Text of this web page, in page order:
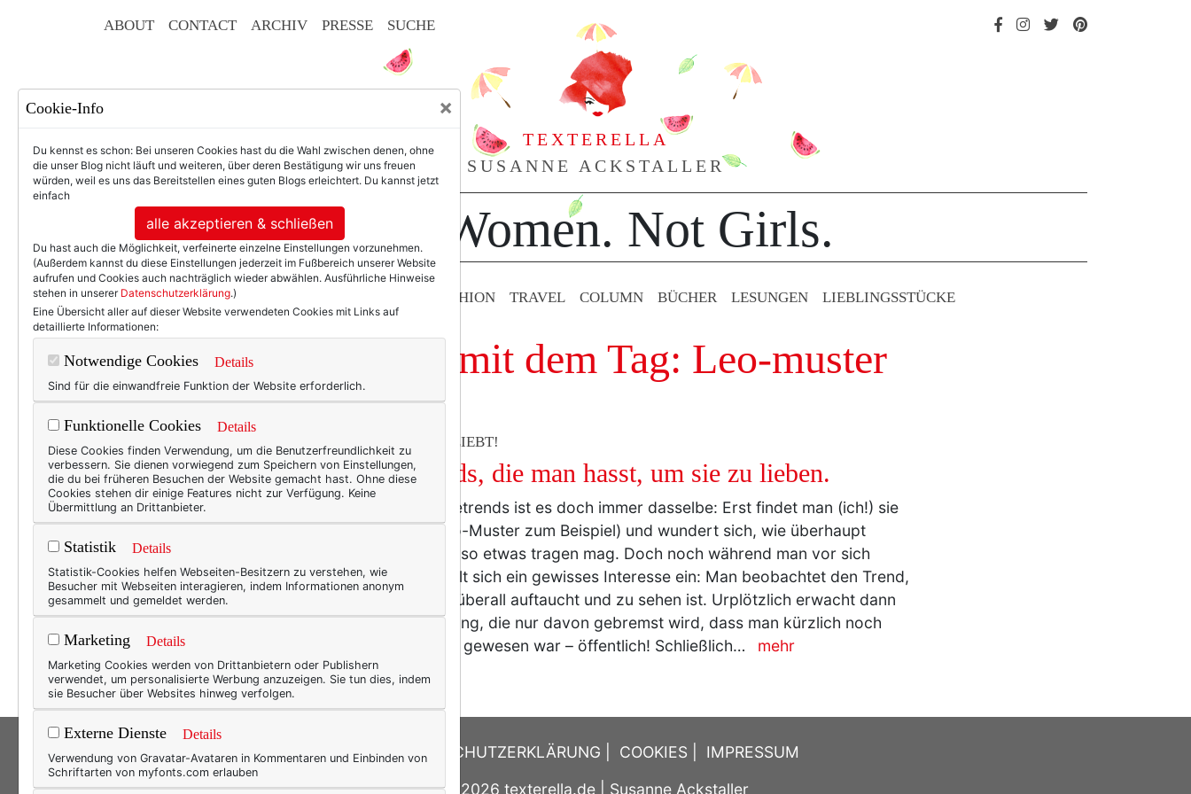
ABOUT CONTACT ARCHIV PRESSE SUCHE
TEXTERELLA
SUSANNE ACKSTALLER
For Women. Not Girls.
BEAUTY & FASHION TRAVEL COLUMN BÜCHER LESUNGEN LIEBLINGS­STÜCKE
Einträge mit dem Tag: Leo-muster
TEXTERELLA LIEBT!
Von Trends, die man hasst, um sie zu lieben.
Ach, mit Modetrends ist es doch immer dasselbe: Erst findet man (ich!) sie
furchtbar (Leo-Muster zum Beispiel) und wundert sich, wie überhaupt
irgendjemand so etwas tragen mag. Doch noch während man vor sich
hinlästert, stellt sich ein gewisses Interesse ein: Man beobachtet den Trend,
staunt, wo er überall auftaucht und zu sehen ist. Urplötzlich erwacht dann
die Begeisterung, die nur davon gebremst wird, dass man kürzlich noch
völlig entsetzt gewesen war – öffentlich! Schließlich…
mehr
DATENSCHUTZERKLÄRUNG COOKIES
IMPRESSUM
© 2026 texterella.de | Susanne Ackstaller
Cookie-Info ×
Du kennst es schon: Bei unseren Cookies hast du die Wahl zwischen denen, ohne
die unser Blog nicht läuft und weiteren, über deren Bestätigung wir uns freuen
würden, weil es uns das Bereitstellen eines guten Blogs erleichtert. Du kannst jetzt
einfach
alle akzeptieren & schließen
Du hast auch die Möglichkeit, verfeinerte einzelne Einstellungen vorzunehmen.
(Außerdem kannst du diese Einstellungen jederzeit im Fußbereich unserer Website
aufrufen und Cookies auch nachträglich wieder abwählen. Ausführliche Hinweise
stehen in unserer Datenschutzerklärung.)
Eine Übersicht aller auf dieser Website verwendeten Cookies mit Links auf
detaillierte Informationen:
Notwendige Cookies Details
Sind für die einwandfreie Funktion der Website erforderlich.
Funktionelle Cookies Details
Diese Cookies finden Verwendung, um die Benutzerfreundlichkeit zu
verbessern. Sie dienen vorwiegend zum Speichern von Einstellungen,
die du bei früheren Besuchen der Website gemacht hast. Ohne diese
Cookies stehen dir einige Features nicht zur Verfügung. Keine
Übermittlung an Drittanbieter.
Statistik Details
Statistik-Cookies helfen Webseiten-Besitzern zu verstehen, wie
Besucher mit Webseiten interagieren, indem Informationen anonym
gesammelt und gemeldet werden.
Marketing Details
Marketing Cookies werden von Drittanbietern oder Publishern
verwendet, um personalisierte Werbung anzuzeigen. Sie tun dies, indem
sie Besucher über Websites hinweg verfolgen.
Externe Dienste Details
Verwendung von Gravatar-Avataren in Kommentaren und Einbinden von
Schriftarten von myfonts.com erlauben